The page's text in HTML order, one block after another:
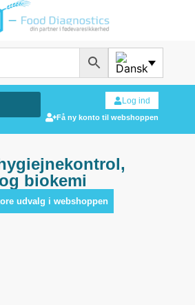
Log ind
Få ny konto til webshoppen
biokemi
udvalg i webshoppen